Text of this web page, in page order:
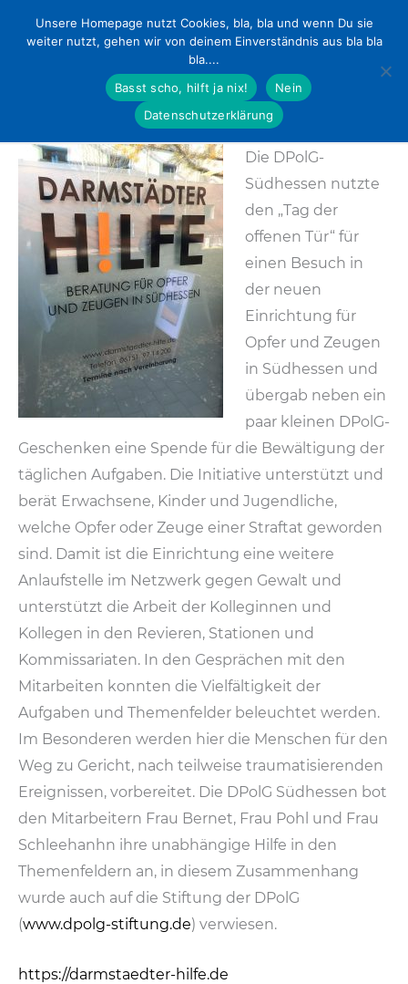
Zum
Die DPolG-
Südhessen nutzte
den „Tag der
offenen Tür“ für
einen Besuch in
der neuen
Einrichtung für
Opfer und Zeugen
in Südhessen und
übergab neben ein
paar kleinen DPolG-
Geschenken eine Spende für die Bewältigung der
täglichen Aufgaben. Die Initiative unterstützt und
berät Erwachsene, Kinder und Jugendliche,
welche Opfer oder Zeuge einer Straftat geworden
sind. Damit ist die Einrichtung eine weitere
Anlaufstelle im Netzwerk gegen Gewalt und
unterstützt die Arbeit der Kolleginnen und
Kollegen in den Revieren, Stationen und
Kommissariaten. In den Gesprächen mit den
Mitarbeiten konnten die Vielfältigkeit der
Aufgaben und Themenfelder beleuchtet werden.
Im Besonderen werden hier die Menschen für den
Weg zu Gericht, nach teilweise traumatisierenden
Ereignissen, vorbereitet. Die DPolG Südhessen bot
den Mitarbeitern Frau Bernet, Frau Pohl und Frau
Schleehanhn ihre unabhängige Hilfe in den
Themenfeldern an, in diesem Zusammenhang
wurde auch auf die Stiftung der DPolG
(www.dpolg-stiftung.de) verwiesen.
https://darmstaedter-hilfe.de
MENU
Unsere Homepage nutzt Cookies, bla, bla und wenn Du sie
weiter nutzt, gehen wir von deinem Einverständnis aus bla bla
bla....
Basst scho, hilft ja nix!
Nein
Datenschutzerklärung